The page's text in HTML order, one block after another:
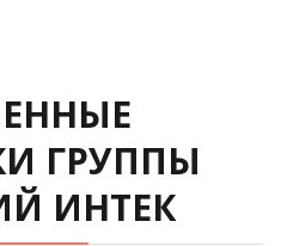
ГРУППЫ
ИНТЕК